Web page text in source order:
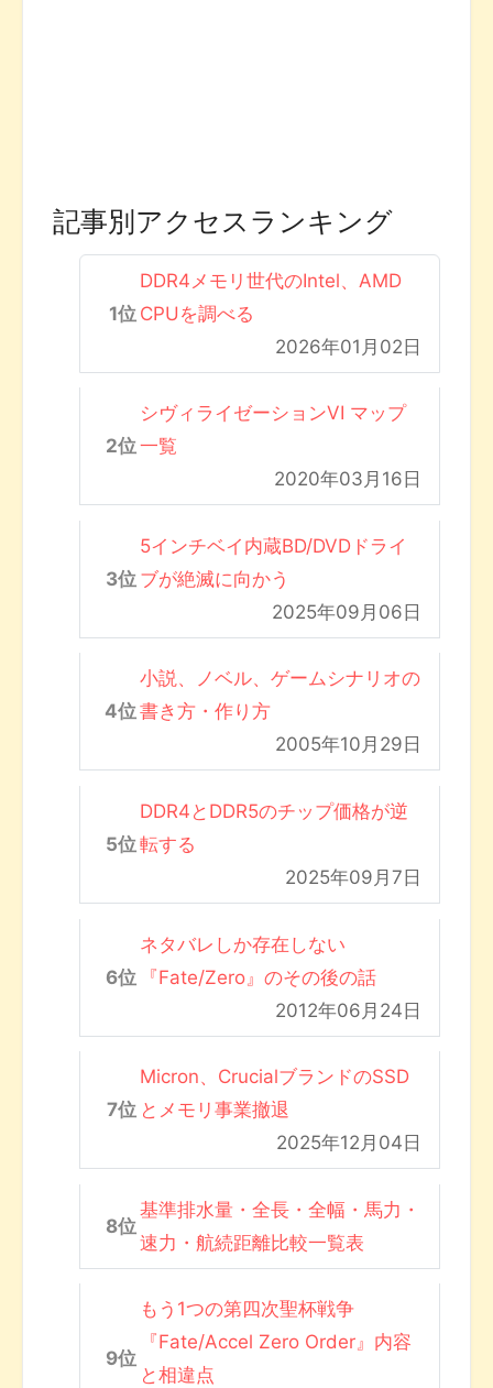
記事別アクセスランキング
DDR4メモリ世代のIntel、AMD
CPUを調べる
2026年01月02日
シヴィライゼーションVI マップ
一覧
2020年03月16日
5インチベイ内蔵BD/DVDドライ
ブが絶滅に向かう
2025年09月06日
小説、ノベル、ゲームシナリオの
書き方・作り方
2005年10月29日
DDR4とDDR5のチップ価格が逆
転する
2025年09月7日
ネタバレしか存在しない
『Fate/Zero』のその後の話
2012年06月24日
Micron、CrucialブランドのSSD
とメモリ事業撤退
2025年12月04日
基準排水量・全長・全幅・馬力・
速力・航続距離比較一覧表
もう1つの第四次聖杯戦争
『Fate/Accel Zero Order』内容
と相違点